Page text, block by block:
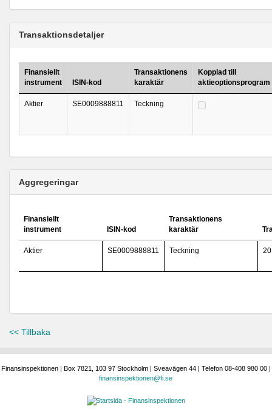
Transaktionsdetaljer
Finansiellt
instrument
ISIN-kod
Transaktionens
karaktär
Kopplad till
aktieoptionsprogram
Aktier SE0009888811 Teckning
Aggregeringar
Finansiellt
instrument
ISIN-kod
Transaktionens
karaktär
Aktier SE0009888811 Teckning
<< Tillbaka
Finansinspektionen | Box 7821, 103 97 Stockholm | Sveavägen 44 | Telefon 08-408 980 00 |
finansinspektionen@fi.se